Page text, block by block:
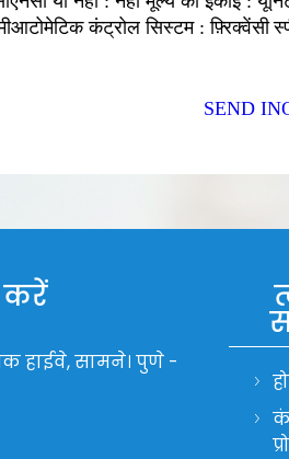
कंट्रोल सिस्टम :फ़्रिक्वेंसी
SEND
करें
हाईवे, सामने। पुणे -